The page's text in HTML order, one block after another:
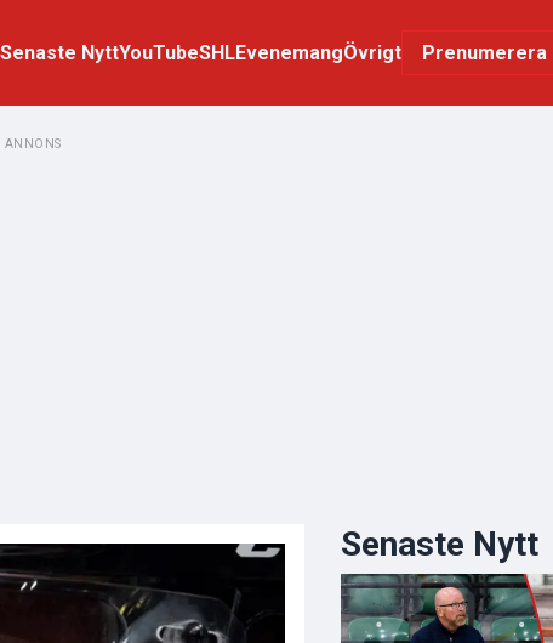
Senaste NyttYouTubeSHLEvenemangÖvrigt Prenumerera
ANNONS
Senaste Nytt